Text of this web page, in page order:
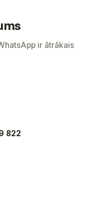
ir ātrākais
822